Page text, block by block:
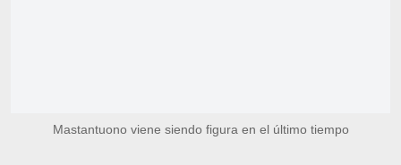
Mastantuono viene siendo figura en el último tiempo